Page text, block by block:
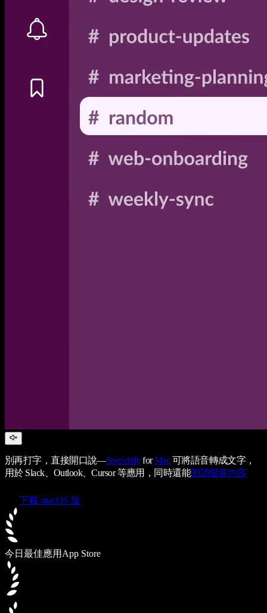
別再打字，直接開口說—SpeechifyforMac可將語音轉成文字，
用於 Slack、Outlook、Cursor 等應用，同時還能朗讀螢幕內容
下載 macOS 版
今日最佳應用 App Store